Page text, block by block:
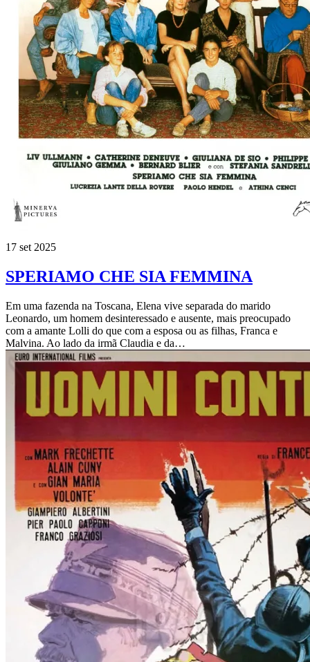
17 set 2025
SPERIAMO CHE SIA FEMMINA
Em uma fazenda na Toscana, Elena vive separada do marido
Leonardo, um homem desinteressado e ausente, mais preocupado
com a amante Lolli do que com a esposa ou as filhas, Franca e
Malvina. Ao lado da irmã Claudia e da…